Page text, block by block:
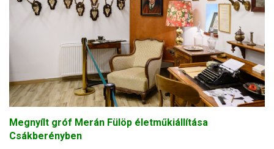
Megnyílt gróf Merán Fülöp életműkiállítása
Csákberényben